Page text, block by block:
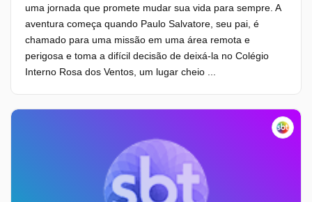
uma jornada que promete mudar sua vida para sempre. A
aventura começa quando Paulo Salvatore, seu pai, é
chamado para uma missão em uma área remota e
perigosa e toma a difícil decisão de deixá-la no Colégio
Interno Rosa dos Ventos, um lugar cheio ...